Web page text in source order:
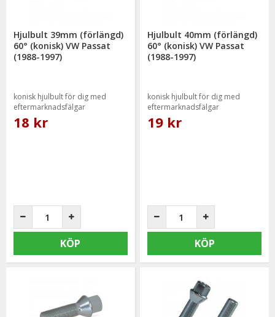
Hjulbult 39mm (förlängd)
60° (konisk) VW Passat
(1988-1997)
konisk hjulbult för dig med
eftermarknadsfälgar
18 kr
KÖP
Hjulbult 40mm (förlängd)
60° (konisk) VW Passat
(1988-1997)
konisk hjulbult för dig med
eftermarknadsfälgar
19 kr
KÖP